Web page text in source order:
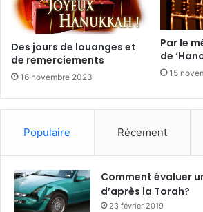
Des jours de louanges et
de remerciements
16 novembre 2023
Par le
de
15
Populaire Récement
Comment évaluer
d’après la Torah?
23 février 2019